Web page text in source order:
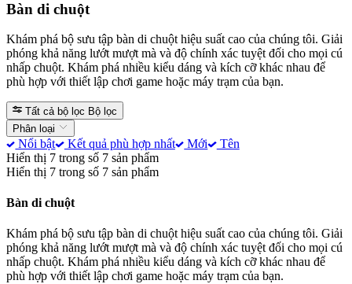
Bàn di chuột
Khám phá bộ sưu tập bàn di chuột hiệu suất cao của chúng tôi. Giải
phóng khả năng lướt mượt mà và độ chính xác tuyệt đối cho mọi cú
nhấp chuột. Khám phá nhiều kiểu dáng và kích cỡ khác nhau để
phù hợp với thiết lập chơi game hoặc máy trạm của bạn.
Tất cả bộ lọc Bộ lọc
Phân loại
Nổi bật Kết quả phù hợp nhất Mới
Tên
Hiển thị 7 trong số 7 sản phẩm
Hiển thị 7 trong số 7 sản phẩm
Bàn di chuột
Khám phá bộ sưu tập bàn di chuột hiệu suất cao của chúng tôi. Giải
phóng khả năng lướt mượt mà và độ chính xác tuyệt đối cho mọi cú
nhấp chuột. Khám phá nhiều kiểu dáng và kích cỡ khác nhau để
phù hợp với thiết lập chơi game hoặc máy trạm của bạn.